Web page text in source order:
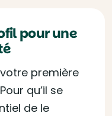
pour une
première
qu’il se
de le